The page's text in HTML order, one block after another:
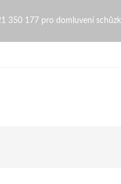
350 177 pro domluvení